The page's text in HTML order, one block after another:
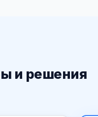
и решения